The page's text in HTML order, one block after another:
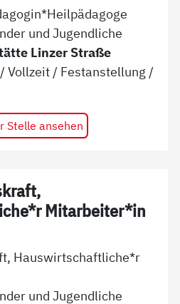
und Jugendliche
Linzer Straße
/Vollzeit / Festanstellung /
Stelle ansehen
Mitarbeiter*in
Hauswirtschaftliche*r
und Jugendliche